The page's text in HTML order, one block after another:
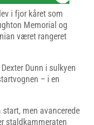
i fjor kåret som
Memorial og
været rangeret
Dunn i sulkyen
– i en
men avancerede
staldkammeraten